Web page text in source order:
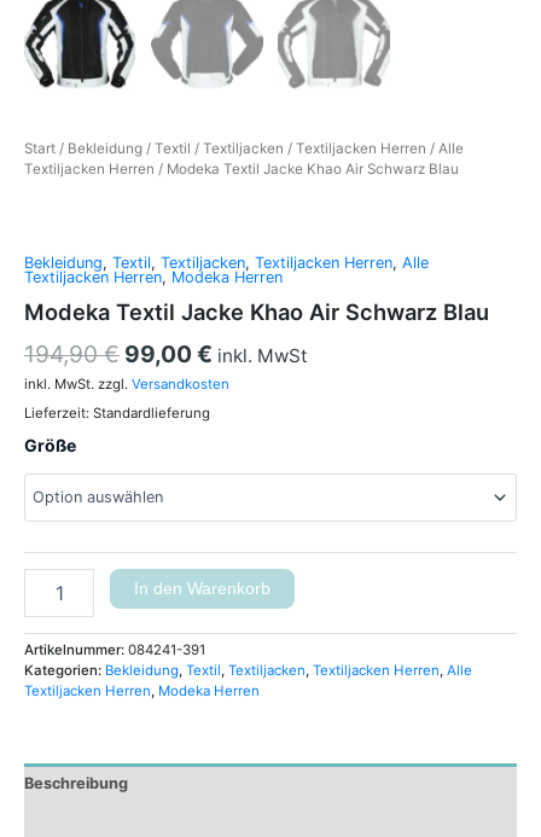
Start / Bekleidung / Textil / Textiljacken / Textiljacken Herren / Alle
Textiljacken Herren / Modeka Textil Jacke Khao Air Schwarz Blau
Bekleidung, Textil, Textiljacken, Textiljacken Herren, Alle
Textiljacken Herren, Modeka Herren
Modeka Textil Jacke Khao Air Schwarz Blau
194,90€ 99,00€ inkl. MwSt
inkl. MwSt. zzgl. Versandkosten
Lieferzeit: Standardlieferung
Größe
In den Warenkorb
Artikelnummer: 084241-391
Kategorien: Bekleidung, Textil, Textiljacken, Textiljacken Herren, Alle
Textiljacken Herren, Modeka Herren
Beschreibung